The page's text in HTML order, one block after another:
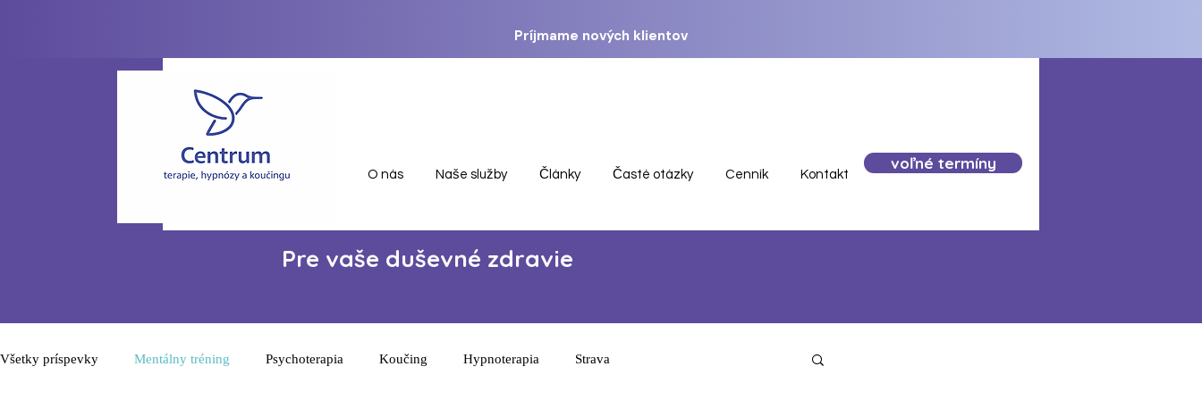
Príjmame nových klientov
O nás Naše služby Články Časté otázky Cenník Kontakt
voľné termíny
Všetky príspevky Mentálny tréning Psychoterapia Koučing Hypnoterapia Strava
Pre vaše duševné zdravie